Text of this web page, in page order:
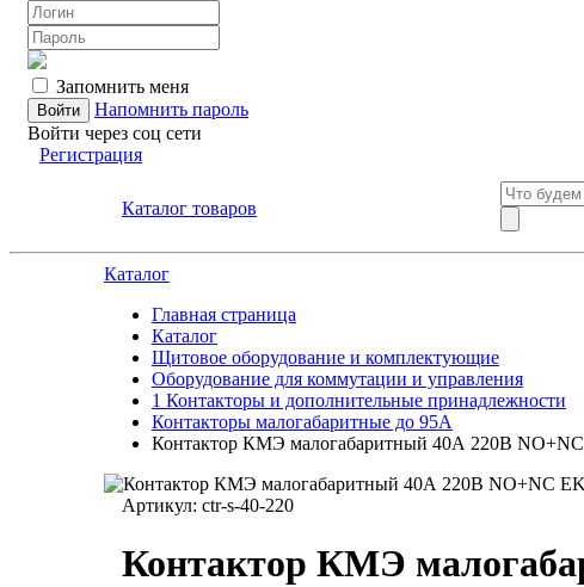
Запомнить меня
Напомнить пароль
Войти через соц сети
Регистрация
Каталог товаров
Каталог
Главная страница
Каталог
Щитовое оборудование и комплектующие
Оборудование для коммутации и управления
1 Контакторы и дополнительные принадлежности
Контакторы малогабаритные до 95А
Контактор КМЭ малогабаритный 40А 220В
Артикул: ctr-s-40-220
Контактор КМЭ